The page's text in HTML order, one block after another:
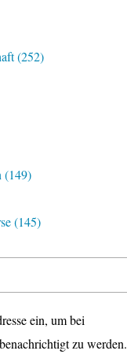
(252)
(149)
(145)
ein, um bei
zu werden.